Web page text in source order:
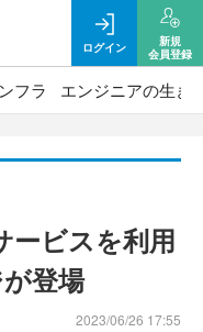
ログイン
新規
会員登録
フラ エンジニアの生き
ービスを利用
登場
2023/06/26 17:55